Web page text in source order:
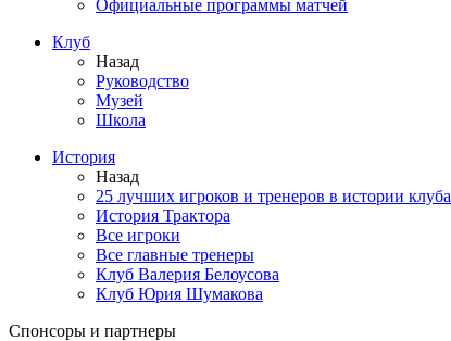
Официальные программы матчей
Клуб
Назад
Руководство
Музей
Школа
История
Назад
25 лучших игроков и тренеров в истории клуба
История Трактора
Все игроки
Все главные тренеры
Клуб Валерия Белоусова
Клуб Юрия Шумакова
Спонсоры и партнеры